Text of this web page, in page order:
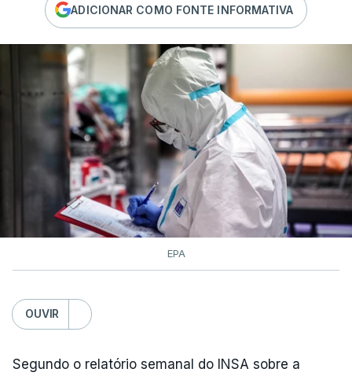
ADICIONAR COMO FONTE INFORMATIVA
EPA
OUVIR
Segundo o relatório semanal do INSA sobre a